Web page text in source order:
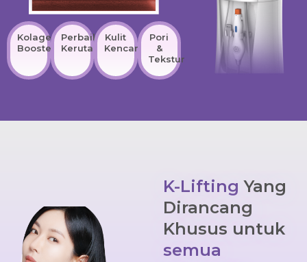
Kolagen
Booster
Perbaikan
Kerutan
Kulit
Kencang
Pori
&
Tekstur
K-LiftingYang
Dirancang
Khusus untuk
semua